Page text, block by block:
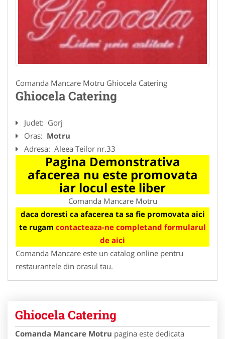
Comanda Mancare Motru Ghiocela Catering
Ghiocela Catering
Judet: Gorj
Oras: Motru
Adresa: Aleea Teilor nr.33
Pagina Demonstrativa
afacerea nu este promovata
iar locul este liber
Comanda Mancare Motru
daca doresti ca afacerea ta sa fie promovata aici
te rugam contacteaza-ne completand formularul
de aici
Comanda Mancare este un catalog online pentru
restaurantele din orasul tau.
Ghiocela Catering
Comanda Mancare Motru pagina este dedicata